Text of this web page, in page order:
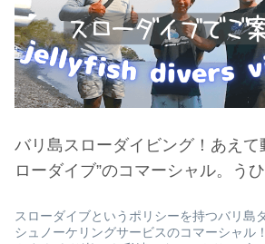
バリ島スローダイビング！あえて
ローダイブ”のコマーシャル。う
スローダイブというポリシーを持つバリ島
シュノーケリングサービスのコマーシャル